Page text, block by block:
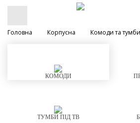
Головна Корпусна Комоди та тумби
КОМОДИ
ТУМБИ ПІД ТВ